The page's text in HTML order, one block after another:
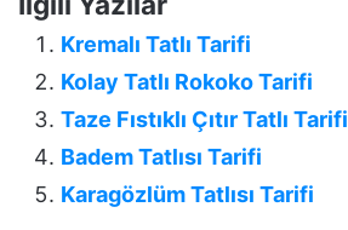
Kremalı Tatlı Tarifi
Kolay Tatlı Rokoko Tarifi
Taze Fıstıklı Çıtır Tatlı Tarifi
Badem Tatlısı Tarifi
Karagözlüm Tatlısı Tarifi